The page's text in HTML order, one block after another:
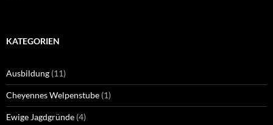
KATEGORIEN
Ausbildung (11)
Cheyennes Welpenstube (1)
Ewige Jagdgründe (4)